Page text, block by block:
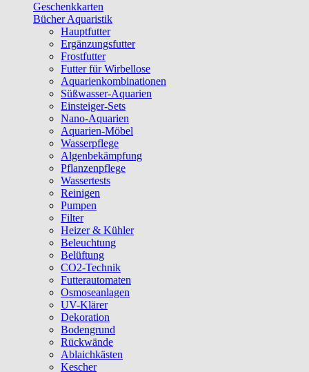
Geschenkkarten
Bücher Aquaristik
Hauptfutter
Ergänzungsfutter
Frostfutter
Futter für Wirbellose
Aquarienkombinationen
Süßwasser-Aquarien
Einsteiger-Sets
Nano-Aquarien
Aquarien-Möbel
Wasserpflege
Algenbekämpfung
Pflanzenpflege
Wassertests
Reinigen
Pumpen
Filter
Heizer & Kühler
Beleuchtung
Belüftung
CO2-Technik
Futterautomaten
Osmoseanlagen
UV-Klärer
Dekoration
Bodengrund
Rückwände
Ablaichkästen
Kescher